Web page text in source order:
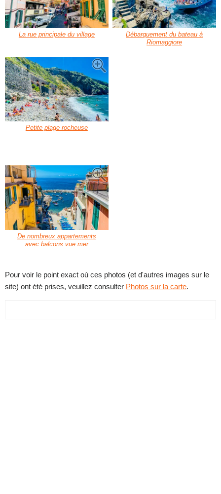
La rue principale du village
Débarquement du bateau à
Riomaggiore
Petite plage rocheuse
De nombreux appartements
avec balcons vue mer
Pour voir le point exact où ces photos (et d'autres images sur le
site) ont été prises, veuillez consulter Photos sur la carte.